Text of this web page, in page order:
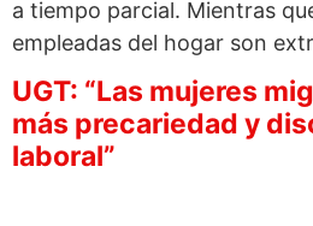
a tiempo parcial. Mientras
empleadas del hogar son
UGT: “Las mujeres
más precariedad y
laboral”